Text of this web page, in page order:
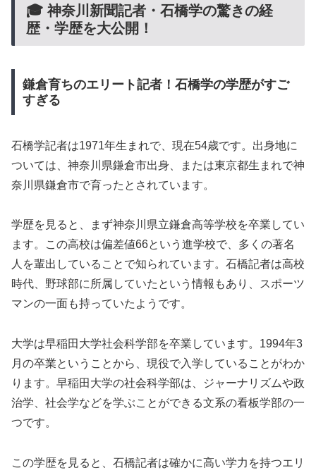
🎓 神奈川新聞記者・石橋学の驚きの経
歴・学歴を大公開！
鎌倉育ちのエリート記者！石橋学の学歴がすご
すぎる
石橋学記者は1971年生まれで、現在54歳です。出身地に
ついては、神奈川県鎌倉市出身、または東京都生まれで神
奈川県鎌倉市で育ったとされています。
学歴を見ると、まず神奈川県立鎌倉高等学校を卒業してい
ます。この高校は偏差値66という進学校で、多くの著名
人を輩出していることで知られています。石橋記者は高校
時代、野球部に所属していたという情報もあり、スポーツ
マンの一面も持っていたようです。
大学は早稲田大学社会科学部を卒業しています。1994年3
月の卒業ということから、現役で入学していることがわか
ります。早稲田大学の社会科学部は、ジャーナリズムや政
治学、社会学などを学ぶことができる文系の看板学部の一
つです。
この学歴を見ると、石橋記者は確かに高い学力を持つエリ